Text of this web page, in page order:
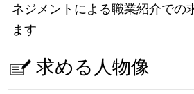
ネジメントによる職業紹介での
ます
求める人物像